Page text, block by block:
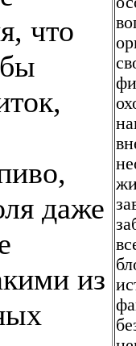
что
даже
из